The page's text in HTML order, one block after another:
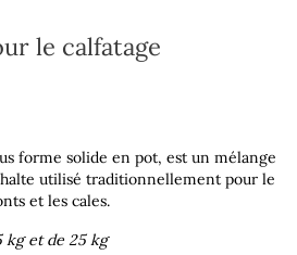
le calfatage
forme solide en pot, est un mélange
utilisé traditionnellement pour le
et les cales.
kg et de 25 kg